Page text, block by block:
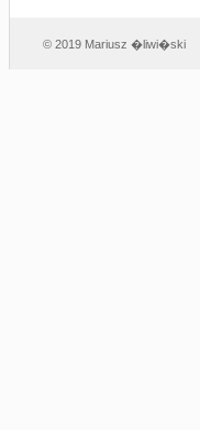
© 2019 Mariusz �liwi�ski